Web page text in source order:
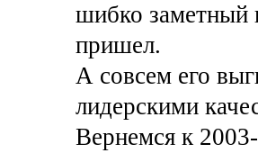
шибко заметный
пришел.
А совсем его
лидерскими
Вернемся к